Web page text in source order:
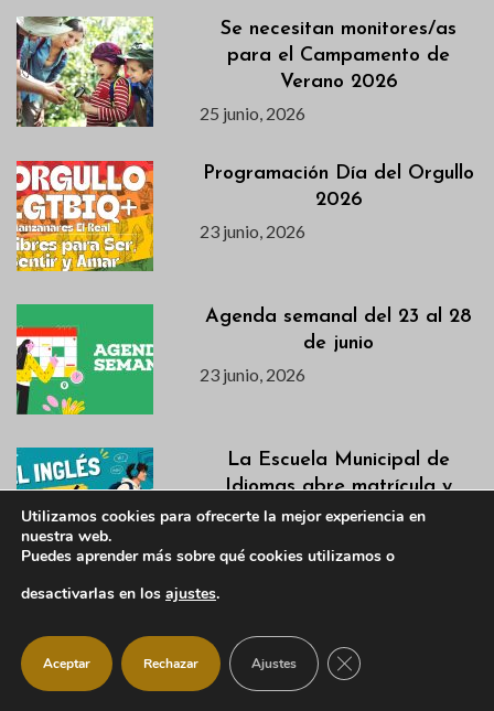
Se necesitan monitores/as
para el Campamento de
Verano 2026
25 junio, 2026
Programación Día del Orgullo
2026
23 junio, 2026
Agenda semanal del 23 al 28
de junio
23 junio, 2026
La Escuela Municipal de
Idiomas abre matrícula y
convoca una charla
gratuita
23 junio, 2026
Descubre la Excavación del
Castillo Viejo en la Jornada
Utilizamos cookies para ofrecerte la mejor experiencia en
nuestra web.
Puedes aprender más sobre qué cookies utilizamos o
desactivarlas en los ajustes.
Aceptar Rechazar Ajustes CERRAR EL